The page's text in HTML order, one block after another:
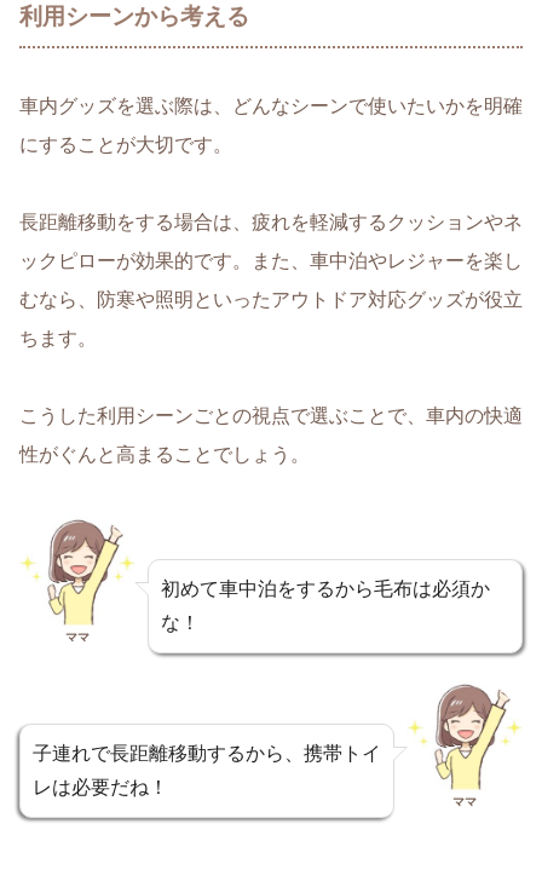
利用シーンから考える
車内グッズを選ぶ際は、
どんなシーンで使いたいかを明確
にすることが大切です。
長距離移動をする場合は、疲れを軽減するクッションやネ
ックピローが効果的です。また、 車中泊やレジャーを楽し
むなら、防寒や照明といったアウトドア対応グッズが役立
ちます。
こうした利用シーンごとの視点で選ぶことで、車内の快適
性がぐんと高まる ことでしょう。
ママ
初めて車中泊をするから毛布は必須か
な！
子連れで長距離移動するから、携帯トイ
レは必要だね！
ママ